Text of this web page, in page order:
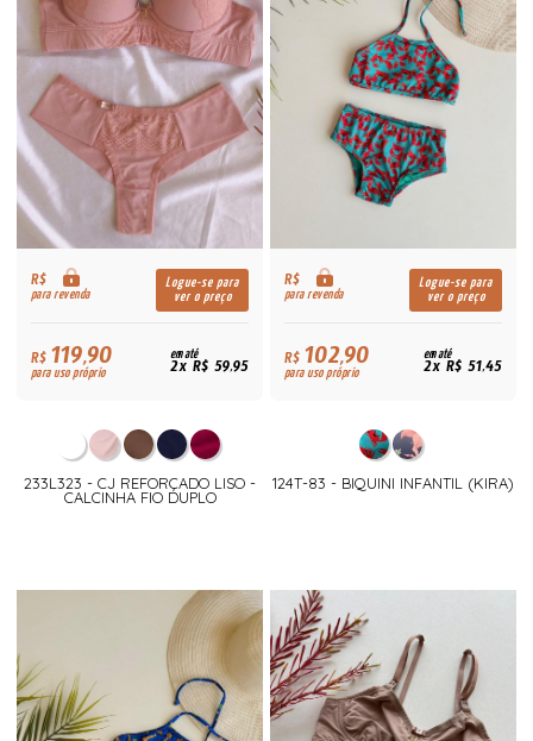
R$
para revenda
Logue-se para
ver o preço
R$119,90
para uso próprio
em até
2x R$ 59,95
233L323 - CJ REFORÇADO LISO -
CALCINHA FIO DUPLO
R$
para revenda
Logue-se para
ver o preço
R$102,90
para uso próprio
em até
2x R$ 51,45
124T-83 - BIQUINI INFANTIL (KIRA)